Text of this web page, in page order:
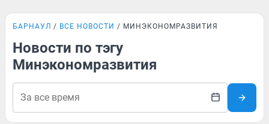
БАРНАУЛ ВСЕ НОВОСТИ МИНЭКОНОМРАЗВИТИЯ
Новости по тэгу
Минэкономразвития